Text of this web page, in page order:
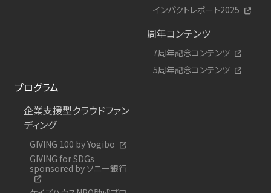
インパクトレポート2025
周年コンテンツ
7周年記念コンテンツ
5周年記念コンテンツ
プログラム
企業支援型クラウドファン
ディング
GIVING 100 by Yogibo
GIVING for SDGs
sponsored by ソニー銀行